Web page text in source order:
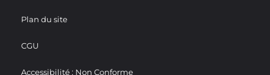
Plan du site
CGU
Accessibilité : Non Conforme